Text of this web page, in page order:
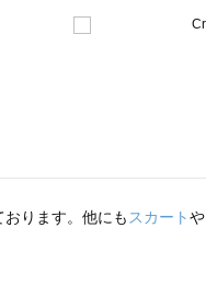
ります。他にもスカートや